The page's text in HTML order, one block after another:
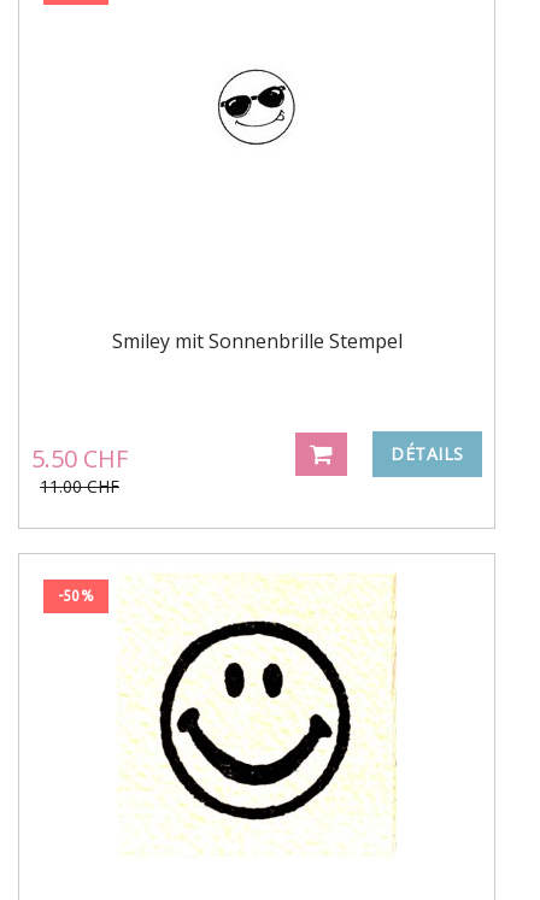
Smiley mit Sonnenbrille Stempel
5.50 CHF
11.00 CHF
DÉTAILS
-50%